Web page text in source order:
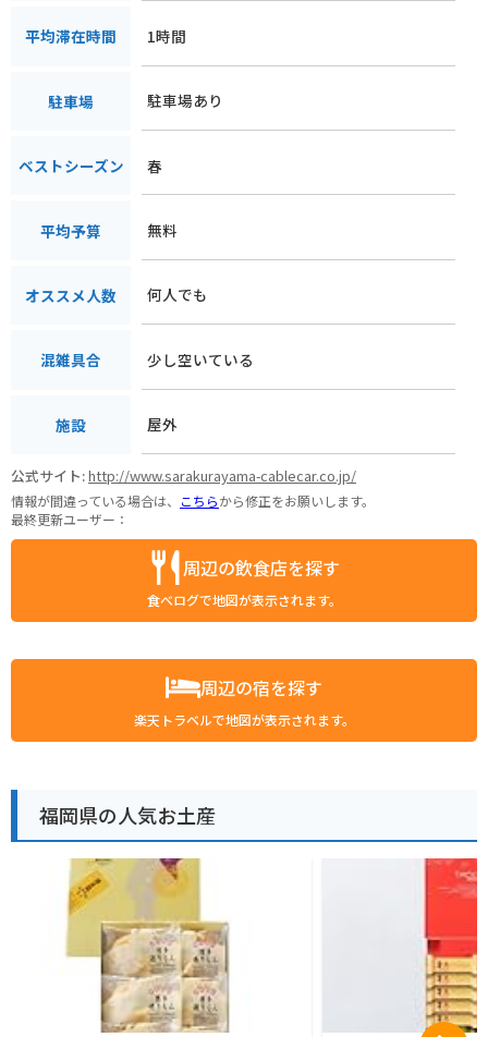
平均滞在時間 1時間
駐車場 駐車場あり
ベストシーズン 春
平均予算 無料
オススメ人数 何人でも
混雑具合 少し空いている
施設 屋外
公式サイト:http://www.sarakurayama-cablecar.co.jp/
情報が間違っている場合は、 こちらから修正をお願いします。
最終更新ユーザー：
周辺の飲食店を探す
食べログで地図が表示されます。
周辺の宿を探す
楽天トラベルで地図が表示されます。
福岡県の人気お土産